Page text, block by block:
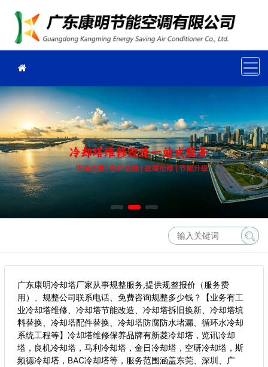
广东康明冷却塔厂家从事规整服务,提供规整报价（服务费
用）、规整公司联系电话、免费咨询规整多少钱？【业务有工
业冷却塔维修、冷却塔节能改造、冷却塔拆旧换新、冷却塔填
料替换、冷却塔配件替换、冷却塔防腐防水堵漏、循环水冷却
系统工程等】冷却塔维修保养品牌有新菱冷却塔，览讯冷却
塔，良机冷却塔，马利冷却塔，金日冷却塔，空研冷却塔，斯
频德冷却塔，BAC冷却塔等，服务范围涵盖东莞、深圳、广